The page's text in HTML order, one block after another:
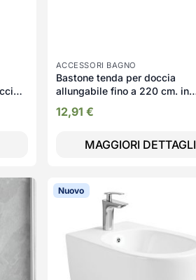
ACCESSORI BAGNO
Bastone tenda per doccia
allungabile fino a 220 cm. in
12,91 €
MAGGIORI DETTAGLI
Nuovo